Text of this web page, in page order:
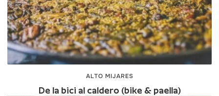
ALTO MIJARES
De la bici al caldero (bike & paella)